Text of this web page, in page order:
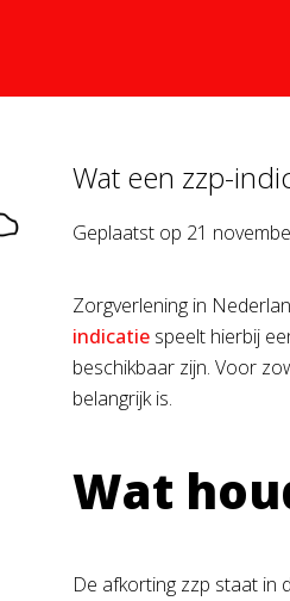
Wat een zzp-
Geplaatst op 21
Zorgverlening in
indicatie speelt hierbij
beschikbaar zijn. Voor
belangrijk is.
Wat
De afkorting zzp staat in